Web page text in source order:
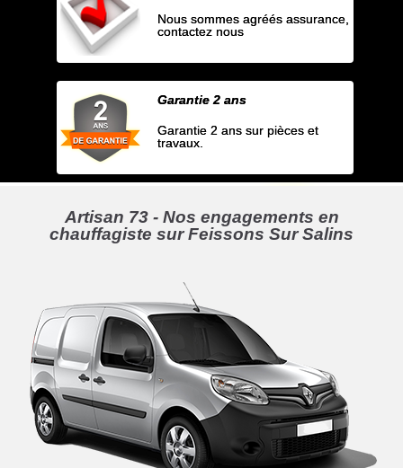
Nous sommes agréés assurance,
contactez nous
Garantie 2 ans
Garantie 2 ans sur pièces et
travaux.
Artisan 73 - Nos engagements en
chauffagiste sur Feissons Sur Salins